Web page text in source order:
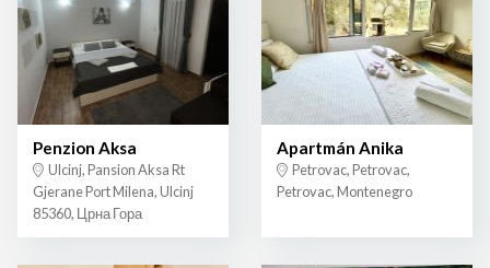
Penzion Aksa
Ulcinj, Pansion Aksa Rt
Gjerane Port Milena, Ulcinj
85360, Црна Гора
Apartmán Anika
Petrovac, Petrovac,
Petrovac, Montenegro